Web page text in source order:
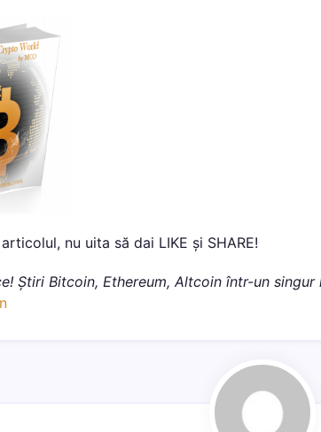
nu uita să dai LIKE și SHARE!
Știri Bitcoin, Ethereum, Altcoin într-un